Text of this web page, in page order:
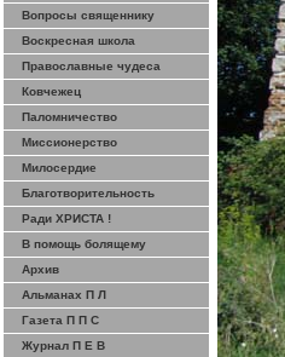
Вопросы священнику
Воскресная школа
Православные чудеса
Ковчежец
Паломничество
Миссионерство
Милосердие
Благотворительность
Ради ХРИСТА !
В помощь болящему
Архив
Альманах П Л
Газета П П С
Журнал П Е В